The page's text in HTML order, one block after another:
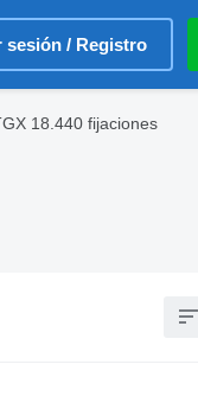
sesión / Registro
18.440 fijaciones